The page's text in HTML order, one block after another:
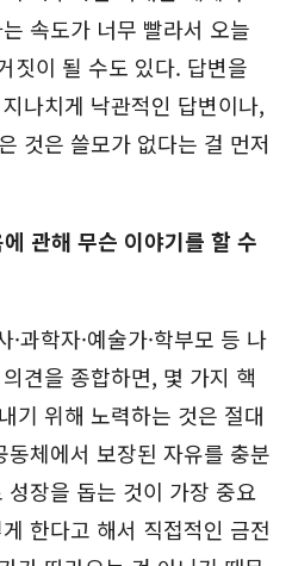
속도가 너무 빨라서 오늘
짓이 될 수도 있다. 답변을
나치게 낙관적인 답변이나,
것은 쓸모가 없다는 걸 먼저
관해 무슨 이야기를 할 수
과학자·예술가·학부모 등 나
견을 종합하면, 몇 가지 핵
기 위해 노력하는 것은 절대
체에서 보장된 자유를 충분
장을 돕는 것이 가장 중요
한다고 해서 직접적인 금전